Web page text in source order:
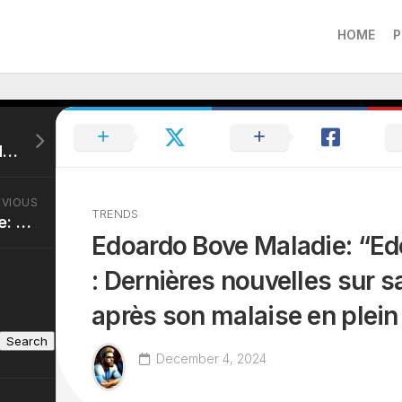
HOME
TRENDS
Edoardo Bove Maladie:
: Dernières nouvelles sur
après son malaise en
December 4, 2024
Hunter Biden Parents: “Hunter Biden : Soutien de ses parents face aux récentes condamnations”
Carlos Tavares Fortune: “Carlos Tavares : Fortune et rémunération de l’ex-PDG de Stellantis”
Search